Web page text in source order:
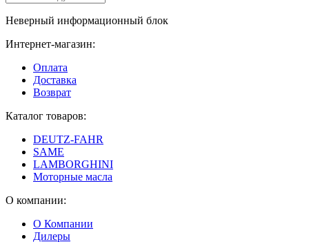
Неверный информационный блок
Интернет-магазин:
Оплата
Доставка
Возврат
Каталог товаров:
DEUTZ-FAHR
SAME
LAMBORGHINI
Моторные масла
О компании:
О Компании
Дилеры